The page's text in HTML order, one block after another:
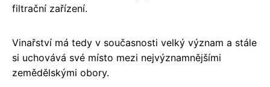
filtrační zařízení.
Vinařství má tedy v současnosti velký význam a stále
si uchovává své místo mezi nejvýznamnějšími
zemědělskými obory.